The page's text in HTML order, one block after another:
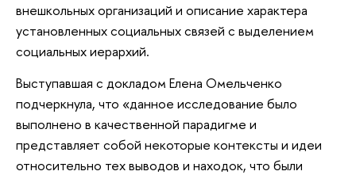
внешкольных организаций и описание характера
установленных социальных связей с выделением
социальных иерархий.
Выступавшая с докладом Елена Омельченко
подчеркнула, что «данное исследование было
выполнено в качественной парадигме и
представляет собой некоторые контексты и идеи
относительно тех выводов и находок, что были